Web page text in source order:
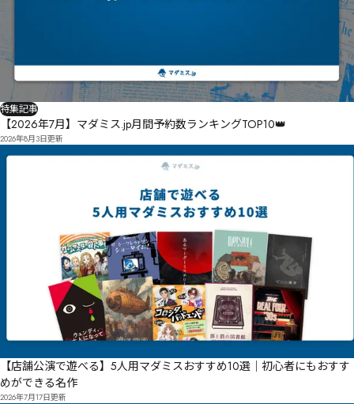
特集記事
【2026年7月】マダミス.jp月間予約数ランキングTOP10👑
2026年8月3日更新
【店舗公演で遊べる】5人用マダミスおすすめ10選｜初心者にもおすす
めができる名作
2026年7月17日更新